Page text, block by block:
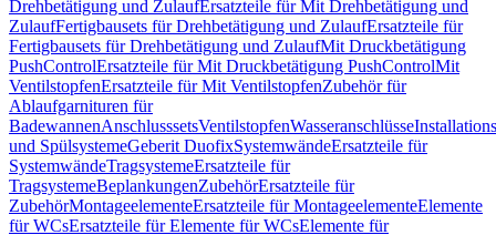
Drehbetätigung und ZulaufErsatzteile für Mit Drehbetätigung und
ZulaufFertigbausets für Drehbetätigung und ZulaufErsatzteile für
Fertigbausets für Drehbetätigung und ZulaufMit Druckbetätigung
PushControlErsatzteile für Mit Druckbetätigung PushControlMit
VentilstopfenErsatzteile für Mit VentilstopfenZubehör für
Ablaufgarnituren für
BadewannenAnschlusssetsVentilstopfenWasseranschlüsse
und SpülsystemeGeberit DuofixSystemwändeErsatzteile für
SystemwändeTragsystemeErsatzteile für
TragsystemeBeplankungenZubehörErsatzteile für
ZubehörMontageelementeErsatzteile für MontageelementeElemente
für WCsErsatzteile für Elemente für WCsElemente für